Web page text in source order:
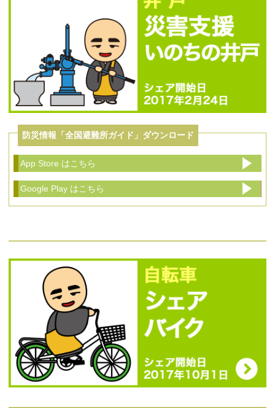
防災情報「全国避難所ガイド」ダウンロード
App Store はこちら
Google Play はこちら